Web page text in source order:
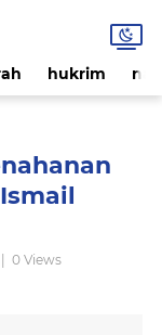
hukrim
0 Views